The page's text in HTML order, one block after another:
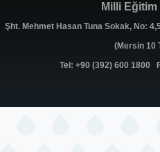
Milli Eğitim
Şht. Mehmet Hasan Tuna Sokak, No:
(Mersin 10
Tel: +90 (392) 600 1800